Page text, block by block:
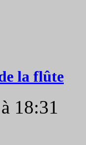
la flûte
18:31